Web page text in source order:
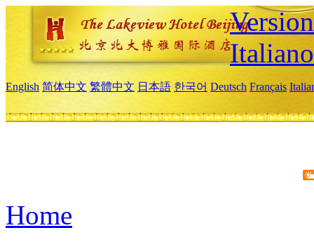
Italiano
English 简体中文 繁體中文 日本語 한국어 Deutsch Français
Home